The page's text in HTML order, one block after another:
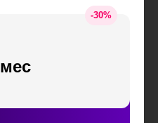
-30%